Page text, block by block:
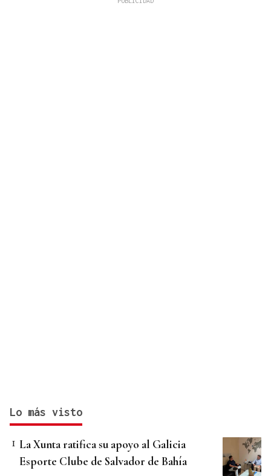
Lo más visto
La Xunta ratifica su apoyo al Galicia
Esporte Clube de Salvador de Bahía